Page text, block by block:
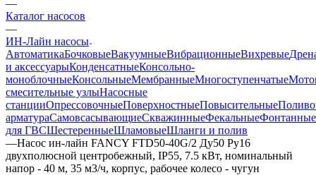
—
Каталог насосов
—
ИН-Лайн насосы
АвтоматикаБочковыеВакуумныеВибрационныеВихревые
и аксессуарыКонденсатныеКонсольно-
моноблочныеКонсольныеМембранныеМногоступенчатые
смесительные узлыНасосные
станцииОпрессовочныеПоверхностныеПовысительные
арматураСамовсасывающиеСкважинныеФекальныеФонтанные
для ГВСШестеренныеШламовыеШланги и полив
—Насос ин-лайн FANCY FTD50-40G/2 Ду50 Ру16
двухполюсной центробежный, IP55, 7.5 кВт, номинальный
напор - 40 м, 35 м3/ч, корпус, рабочее колесо - чугун